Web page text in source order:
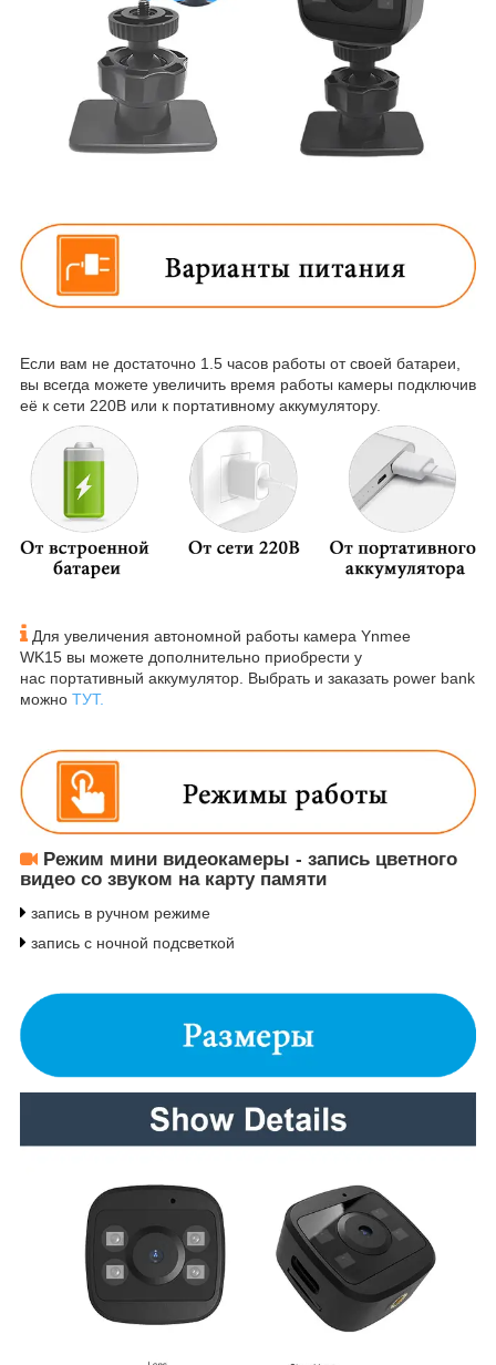
Если вам не достаточно 1.5 часов работы от своей батареи,
вы всегда можете увеличить время работы камеры подключив
её к сети 220В или к портативному аккумулятору.
Для увеличения автономной работы камера Ynmee
WK15 вы можете дополнительно приобрести у
нас портативный аккумулятор. Выбрать и заказать power bank
можно ТУТ.
Режим мини видеокамеры - запись цветного
видео со звуком на карту памяти
запись в ручном режиме
запись с ночной подсветкой